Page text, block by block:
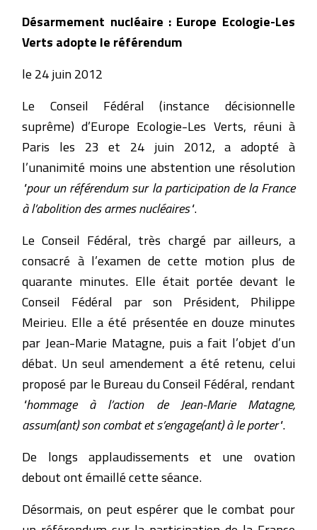
Désarmement nucléaire : Europe Ecologie-Les
Verts adopte le référendum
le 24 juin 2012
Le Conseil Fédéral (instance décisionnelle
suprême) d’Europe Ecologie-Les Verts, réuni à
Paris les 23 et 24 juin 2012, a adopté à
l’unanimité moins une abstention une résolution
"pour un référendum sur la participation de la France
à l’abolition des armes nucléaires".
Le Conseil Fédéral, très chargé par ailleurs, a
consacré à l’examen de cette motion plus de
quarante minutes. Elle était portée devant le
Conseil Fédéral par son Président, Philippe
Meirieu. Elle a été présentée en douze minutes
par Jean-Marie Matagne, puis a fait l’objet d’un
débat. Un seul amendement a été retenu, celui
proposé par le Bureau du Conseil Fédéral, rendant
"hommage à l’action de Jean-Marie Matagne,
assum(ant) son combat et s’engage(ant) à le porter".
De longs applaudissements et une ovation
debout ont émaillé cette séance.
Désormais, on peut espérer que le combat pour